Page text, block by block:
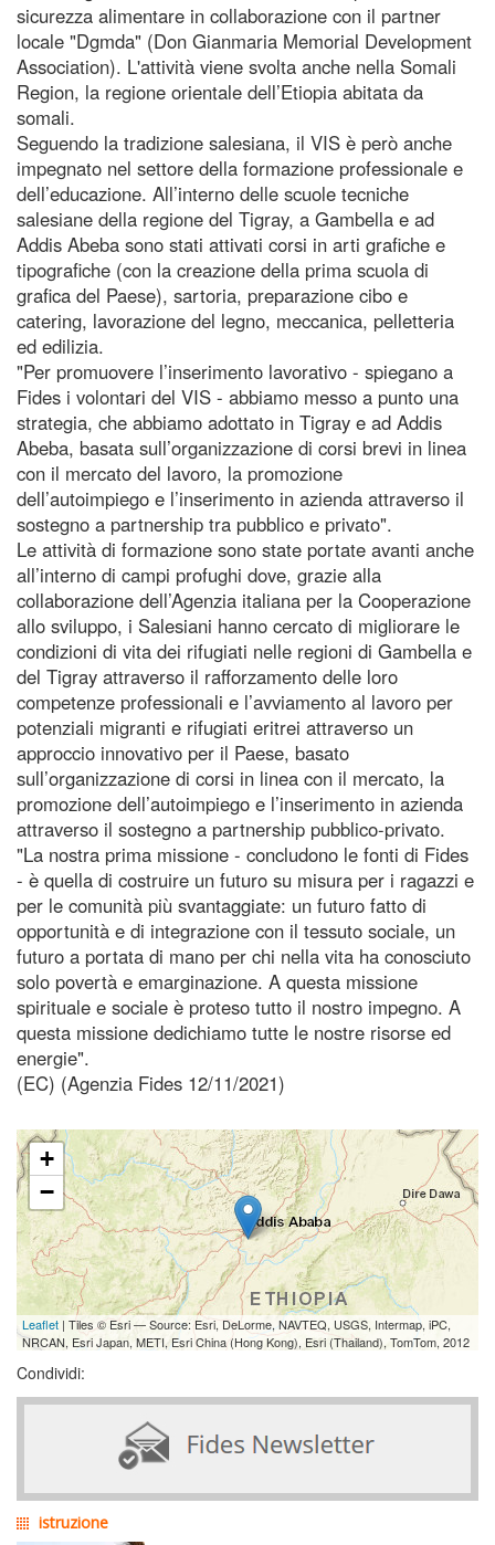
sicurezza alimentare in collaborazione con il partner
locale "Dgmda" (Don Gianmaria Memorial Development
Association). L'attività viene svolta anche nella Somali
Region, la regione orientale dell’Etiopia abitata da
somali.
Seguendo la tradizione salesiana, il VIS è però anche
impegnato nel settore della formazione professionale e
dell’educazione. All’interno delle scuole tecniche
salesiane della regione del Tigray, a Gambella e ad
Addis Abeba sono stati attivati corsi in arti grafiche e
tipografiche (con la creazione della prima scuola di
grafica del Paese), sartoria, preparazione cibo e
catering, lavorazione del legno, meccanica, pelletteria
ed edilizia.
"Per promuovere l’inserimento lavorativo - spiegano a
Fides i volontari del VIS - abbiamo messo a punto una
strategia, che abbiamo adottato in Tigray e ad Addis
Abeba, basata sull’organizzazione di corsi brevi in linea
con il mercato del lavoro, la promozione
dell’autoimpiego e l’inserimento in azienda attraverso il
sostegno a partnership tra pubblico e privato".
Le attività di formazione sono state portate avanti anche
all’interno di campi profughi dove, grazie alla
collaborazione dell’Agenzia italiana per la Cooperazione
allo sviluppo, i Salesiani hanno cercato di migliorare le
condizioni di vita dei rifugiati nelle regioni di Gambella e
del Tigray attraverso il rafforzamento delle loro
competenze professionali e l’avviamento al lavoro per
potenziali migranti e rifugiati eritrei attraverso un
approccio innovativo per il Paese, basato
sull’organizzazione di corsi in linea con il mercato, la
promozione dell’autoimpiego e l’inserimento in azienda
attraverso il sostegno a partnership pubblico-privato.
"La nostra prima missione - concludono le fonti di Fides
- è quella di costruire un futuro su misura per i ragazzi e
per le comunità più svantaggiate: un futuro fatto di
opportunità e di integrazione con il tessuto sociale, un
futuro a portata di mano per chi nella vita ha conosciuto
solo povertà e emarginazione. A questa missione
spirituale e sociale è proteso tutto il nostro impegno. A
questa missione dedichiamo tutte le nostre risorse ed
energie".
(EC) (Agenzia Fides 12/11/2021)
+
−
Leaflet | Tiles © Esri — Source: Esri, DeLorme, NAVTEQ, USGS, Intermap, iPC,
NRCAN, Esri Japan, METI, Esri China (Hong Kong), Esri (Thailand), TomTom, 2012
Condividi:
istruzione